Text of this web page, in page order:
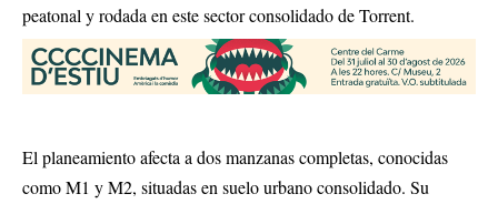
peatonal y rodada en este sector consolidado de Torrent.
El planeamiento afecta a dos manzanas completas, conocidas
como M1 y M2, situadas en suelo urbano consolidado. Su